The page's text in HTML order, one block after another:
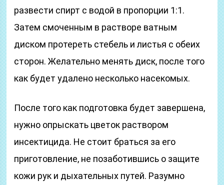
развести спирт с водой в пропорции 1:1.
Затем смоченным в растворе ватным
диском протереть стебель и листья с обеих
сторон. Желательно менять диск, после того
как будет удалено несколько насекомых.
После того как подготовка будет завершена,
нужно опрыскать цветок раствором
инсектицида. Не стоит браться за его
приготовление, не позаботившись о защите
кожи рук и дыхательных путей. Разумно